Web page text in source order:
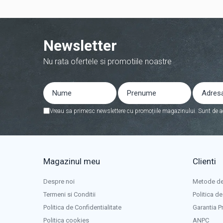
Diverse
Sisteme de prindere
Statii de incarcare EV
Pompe de caldura
Newsletter
Nu rata ofertele si promotiile noastre
Vreau sa primesc newslettere cu promoțiile magazinului. Sunt de
Magazinul meu
Despre noi
Termeni si Conditii
Politica de Confidentialitate
Politica cookies
Clienti
Metode
Politica
Garantia
ANPC